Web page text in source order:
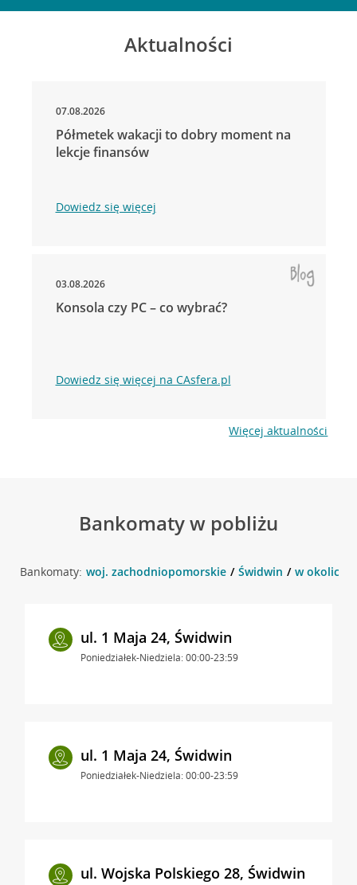
Aktualności
07.08.2026
Półmetek wakacji to dobry moment na
lekcje finansów
Dowiedz się więcej
03.08.2026
Konsola czy PC – co wybrać?
Dowiedz się więcej na CAsfera.pl
Więcej aktualności
Bankomaty w pobliżu
Bankomaty: woj. zachodniopomorskie Świdwin w okolicy
ul. 1 Maja 24, Świdwin
Poniedziałek-Niedziela: 00:00-23:59
ul. 1 Maja 24, Świdwin
Poniedziałek-Niedziela: 00:00-23:59
ul. Wojska Polskiego 28, Świdwin